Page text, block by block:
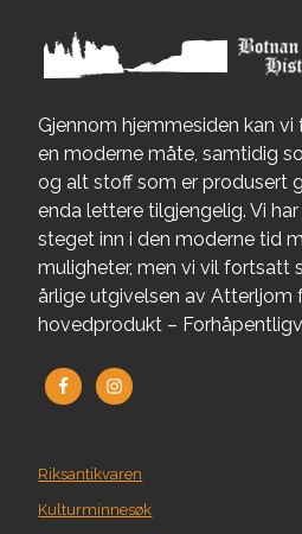
Gjennom hjemmesiden kan
en moderne måte, samtidig
og alt stoff som er produsert
enda lettere tilgjengelig. Vi
steget inn i den moderne tid
muligheter, men vi vil fortsatt
årlige utgivelsen av
hovedprodukt –
Riksantikvaren
Kulturminnesøk